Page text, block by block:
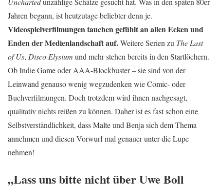
Jahren begann, ist heutzutage beliebter denn je.
Videospielverfilmungen tauchen gefühlt an allen Ecken und
Enden der Medienlandschaft auf.Weitere Serien zu The Last
of Us, Disco Elysium und mehr stehen bereits in den Startlöchern.
Ob Indie Game oder AAA-Blockbuster – sie sind von der
Leinwand genauso wenig wegzudenken wie Comic- oder
Buchverfilmungen. Doch trotzdem wird ihnen nachgesagt,
qualitativ nichts reißen zu können. Daher ist es fast schon eine
Selbstverständlichkeit, dass Malte und Benja sich dem Thema
annehmen und diesen Vorwurf mal genauer unter die Lupe
nehmen!
„Lass uns bitte nicht über Uwe Boll